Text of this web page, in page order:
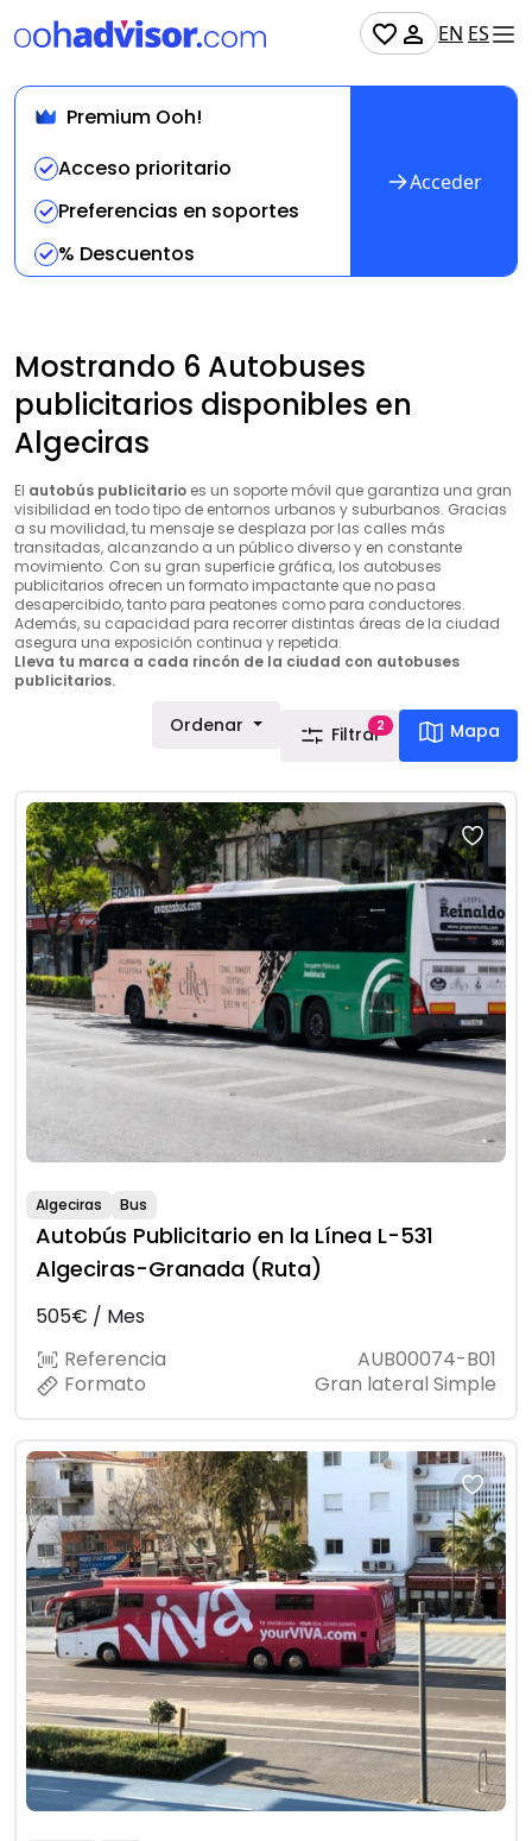
EN ES
Premium Ooh!
Acceso prioritario
Preferencias en soportes
% Descuentos
Acceder
Mostrando 6 Autobuses
publicitarios disponibles en
Algeciras
El autobús publicitario es un soporte móvil que garantiza una gran
visibilidad en todo tipo de entornos urbanos y suburbanos. Gracias
a su movilidad, tu mensaje se desplaza por las calles más
transitadas, alcanzando a un público diverso y en constante
movimiento. Con su gran superficie gráfica, los autobuses
publicitarios ofrecen un formato impactante que no pasa
desapercibido, tanto para peatones como para conductores.
Además, su capacidad para recorrer distintas áreas de la ciudad
asegura una exposición continua y repetida.
Lleva tu marca a cada rincón de la ciudad con autobuses
publicitarios.
Ordenar Filtrar2 Mapa
Algeciras Bus
Autobús Publicitario en la Línea L-531
Algeciras-Granada (Ruta)
505€ / Mes
Referencia
AUB00074-B01
Formato
Gran lateral Simple